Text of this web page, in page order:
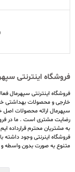
فروشگاه اینترنتی
خارجی و محصولات بهداشتی
سپهرمال ارائه محصولات اصل
رضایت مشتری است . ما در
به مشتریان محترم قرارداده
فروشگاه اینرنتی وجود داشته
متنوع به صورت بدون واسطه و